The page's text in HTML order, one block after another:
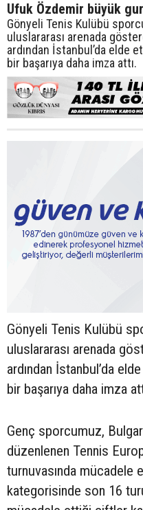
Ufuk Özdemir büyük
Gönyeli Tenis Kulübü
uluslararası arenada
ardından İstanbul’da elde
bir başarıya daha imza attı.
Gönyeli Tenis Kulübü
uluslararası arenada
ardından İstanbul’da
bir başarıya daha imza
Genç sporcumuz,
düzenlenen Tennis
turnuvasında mücadele
kategorisinde son 16